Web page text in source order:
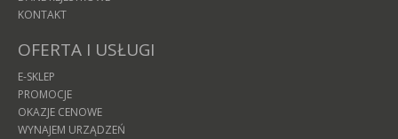
KONTAKT
OFERTA I USŁUGI
E-SKLEP
PROMOCJE
OKAZJE CENOWE
WYNAJEM URZĄDZEŃ